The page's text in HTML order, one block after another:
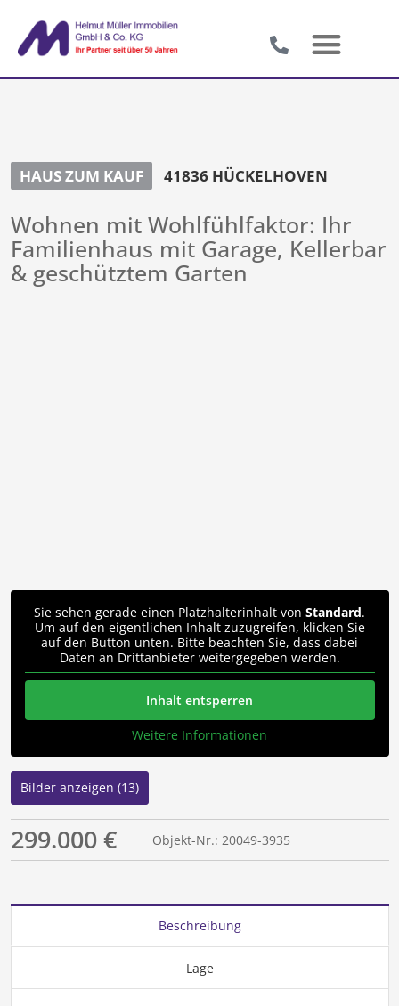
HAUS ZUM KAUF 41836 HÜCKELHOVEN
Wohnen mit Wohlfühlfaktor: Ihr
Familienhaus mit Garage, Kellerbar
& geschütztem Garten
Sie sehen gerade einen Platzhalterinhalt von Standard.
Um auf den eigentlichen Inhalt zuzugreifen, klicken Sie
auf den Button unten. Bitte beachten Sie, dass dabei
Daten an Drittanbieter weitergegeben werden.
Inhalt entsperren
Weitere Informationen
Bilder anzeigen (13)
299.000 € Objekt-Nr.: 20049-3935
Beschreibung
Lage